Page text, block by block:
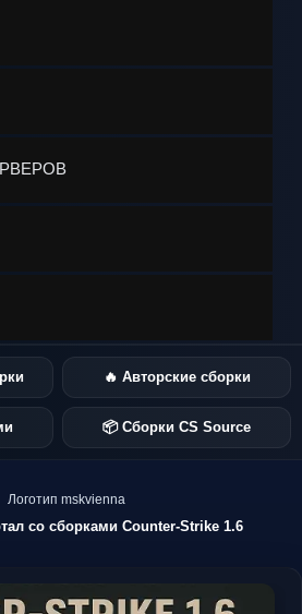
🔥 Авторские сборки
📦 Сборки CS Source
со сборками Counter-Strike 1.6